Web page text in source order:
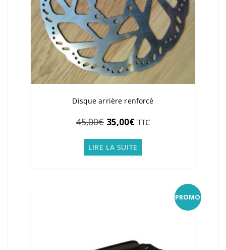
Disque arrière renforcé
45,00€ Le
initial
était :
35,00€Le
actuel
est :
TTC
LIRE LA SUITE
PROMO